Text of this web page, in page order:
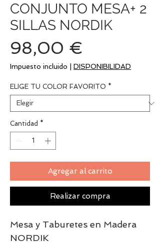
CONJUNTO MESA+ 2
SILLAS NORDIK
98,00 €
Impuesto incluido DISPONIBILIDAD
ELIGE TU COLOR FAVORITO *
Cantidad *
Agregar al carrito
Realizar compra
Mesa y Taburetes en Madera
NORDIK